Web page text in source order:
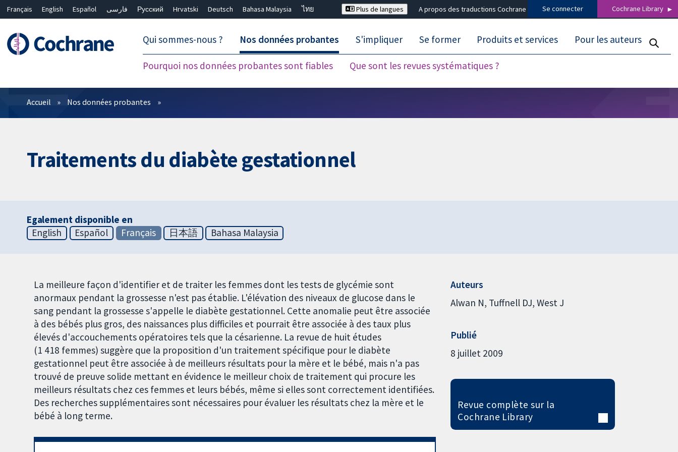
Français English Español فارسی Русский Hrvatski Deutsch Bahasa Malaysia
ไทย
Plus de langues A propos des traductions Cochrane Se connecter Cochrane Library
Qui sommes-nous ? Nos données probantes
Pourquoi nos données probantes sont fiables Que sont les revues systématiques ?
S'impliquer Se former Produits et services Pour les auteurs
Filtres
Accueil Nos données probantes
Traitements du diabète gestationnel
Egalement disponible en
English
Español Français 日本語 Bahasa Malaysia
La meilleure façon d'identifier et de traiter les femmes dont les tests de glycémie sont
anormaux pendant la grossesse n'est pas établie. L'élévation des niveaux de glucose dans le
sang pendant la grossesse s'appelle le diabète gestationnel. Cette anomalie peut être associée
à des bébés plus gros, des naissances plus difficiles et pourrait être associée à des taux plus
élevés d'accouchements opératoires tels que la césarienne. La revue de huit études
(1 418 femmes) suggère que la proposition d'un traitement spécifique pour le diabète
gestationnel peut être associée à de meilleurs résultats pour la mère et le bébé, mais n'a pas
trouvé de preuve solide mettant en évidence le meilleur choix de traitement qui procure les
meilleurs résultats chez ces femmes et leurs bébés, même si elles sont correctement identifiées.
Des recherches supplémentaires sont nécessaires pour évaluer les résultats chez la mère et le
bébé à long terme.
Auteurs
Alwan N Tuffnell DJ West J
Publié
8 juillet 2009
Revue complète sur la
Cochrane Library